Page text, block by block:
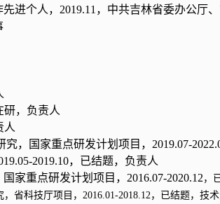
进个人， 2019.11 ， 中共吉林省委办公厅
研，负责人
人
，国家重点研发计划项目， 2019.07-
2019.10， 已结题，负责人
家重点研发计划项目， 2016.07-2020.12 ，
省科技厅项目， 2016.01-2018.12，已结题，技